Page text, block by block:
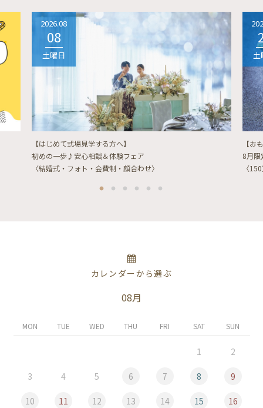
2026.08
08
土曜日
【はじめて式場見学する方へ】
初めの一歩♪安心相談＆体験フェア
〈結婚式・フォト・会費制・顔合わせ〉
土
【お
8月限
〈
カレンダーから選ぶ
08月
MON TUE WED THU FRI SAT SUN
1 2
3 4 5 6 7 8 9
10 11 12 13 14 15 16